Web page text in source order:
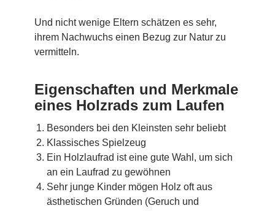
Und nicht wenige Eltern schätzen es sehr,
ihrem Nachwuchs einen Bezug zur Natur zu
vermitteln.
Eigenschaften und Merkmale
eines Holzrads zum Laufen
Besonders bei den Kleinsten sehr beliebt
Klassisches Spielzeug
Ein Holzlaufrad ist eine gute Wahl, um sich
an ein Laufrad zu gewöhnen
Sehr junge Kinder mögen Holz oft aus
ästhetischen Gründen (Geruch und